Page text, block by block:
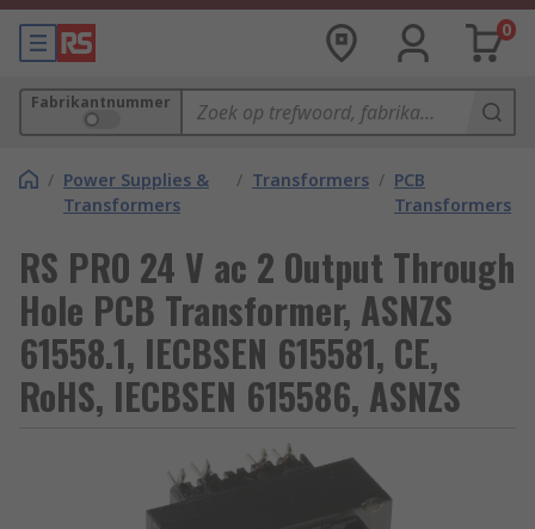
0
Fabrikantnummer
/ Power Supplies &
Transformers
/ Transformers / PCB
Transformers
RS PRO 24 V ac 2 Output Through
Hole PCB Transformer, ASNZS
61558.1, IECBSEN 615581, CE,
RoHS, IECBSEN 615586, ASNZS